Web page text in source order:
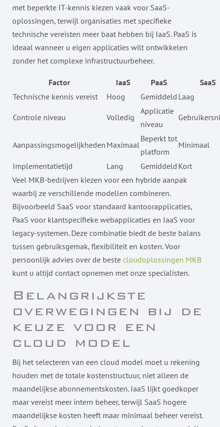
met beperkte IT-kennis kiezen vaak voor SaaS-
oplossingen, terwijl organisaties met specifieke
technische vereisten meer baat hebben bij IaaS. PaaS is
ideaal wanneer u eigen applicaties wilt ontwikkelen
zonder het complexe infrastructuurbeheer.
Factor IaaS PaaS
SaaS
Technische kennis vereist
Hoog Gemiddeld Laag
Controle niveau Volledig
Applicatie
niveau
Aanpassingsmogelijkheden Maximaal
Beperkt tot
platform
Minimaal
Implementatietijd Lang Gemiddeld Kort
Veel MKB-bedrijven kiezen voor een hybride aanpak
waarbij ze verschillende modellen combineren.
Bijvoorbeeld SaaS voor standaard kantoorapplicaties,
PaaS voor klantspecifieke webapplicaties en IaaS voor
legacy-systemen. Deze combinatie biedt de beste balans
tussen gebruiksgemak, flexibiliteit en kosten. Voor
persoonlijk advies over de beste cloudoplossingen MKB
kunt u altijd contact opnemen met onze specialisten.
Belangrijkste
overwegingen bij de
keuze voor een
cloud model
Bij het selecteren van een cloud model moet u rekening
houden met de totale kostenstructuur, niet alleen de
maandelijkse abonnementskosten. IaaS lijkt goedkoper
maar vereist meer intern beheer, terwijl SaaS hogere
maandelijkse kosten heeft maar minimaal beheer vereist.